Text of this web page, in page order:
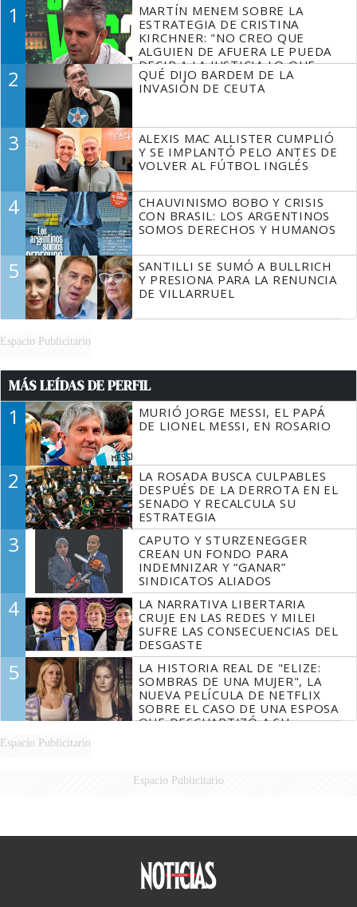
1
MARTÍN MENEM SOBRE LA
ESTRATEGIA DE CRISTINA
KIRCHNER: "NO CREO QUE
ALGUIEN DE AFUERA LE PUEDA
DECIR A LA JUSTICIA LO QUE
TIENE QUE HACER"
2
QUÉ DIJO BARDEM DE LA
INVASIÓN DE CEUTA
3
ALEXIS MAC ALLISTER CUMPLIÓ
Y SE IMPLANTÓ PELO ANTES DE
VOLVER AL FÚTBOL INGLÉS
4
CHAUVINISMO BOBO Y CRISIS
CON BRASIL: LOS ARGENTINOS
SOMOS DERECHOS Y HUMANOS
5
SANTILLI SE SUMÓ A BULLRICH
Y PRESIONA PARA LA RENUNCIA
DE VILLARRUEL
Espacio Publicitario
MÁS LEÍDAS DE PERFIL
1
MURIÓ JORGE MESSI, EL PAPÁ
DE LIONEL MESSI, EN ROSARIO
2
LA ROSADA BUSCA CULPABLES
DESPUÉS DE LA DERROTA EN EL
SENADO Y RECALCULA SU
ESTRATEGIA
3
CAPUTO Y STURZENEGGER
CREAN UN FONDO PARA
INDEMNIZAR Y “GANAR”
SINDICATOS ALIADOS
4
LA NARRATIVA LIBERTARIA
CRUJE EN LAS REDES Y MILEI
SUFRE LAS CONSECUENCIAS DEL
DESGASTE
5
LA HISTORIA REAL DE "ELIZE:
SOMBRAS DE UNA MUJER", LA
NUEVA PELÍCULA DE NETFLIX
SOBRE EL CASO DE UNA ESPOSA
QUE DESCUARTIZÓ A SU
Espacio Publicitario
Espacio Publicitario